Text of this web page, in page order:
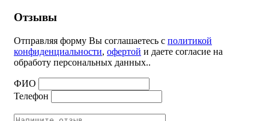
Отзывы
Отправляя форму Вы соглашаетесь с политикой
конфиденциальности, офертой и даете согласие на
обработу персональных данных..
ФИО
Телефон